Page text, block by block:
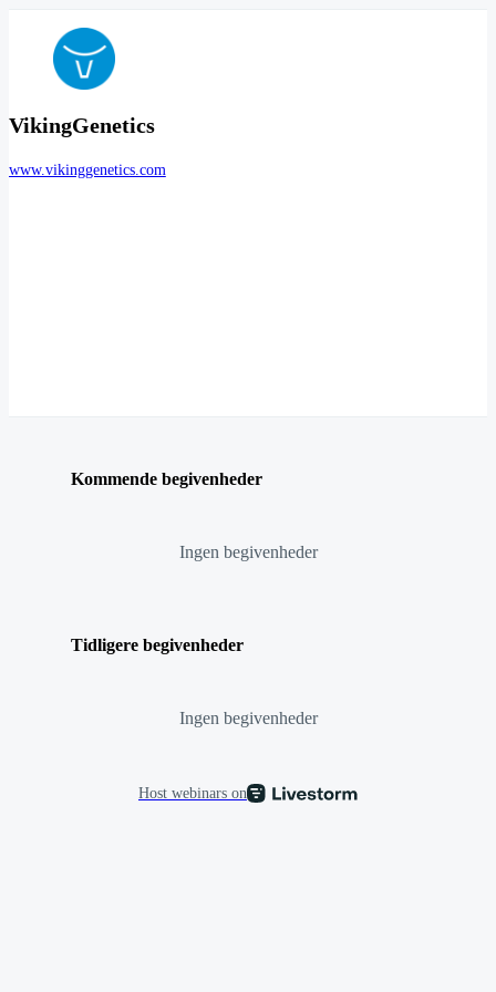
VikingGenetics
www.vikinggenetics.com
Kommende begivenheder
Ingen begivenheder
Tidligere begivenheder
Ingen begivenheder
Host webinars on